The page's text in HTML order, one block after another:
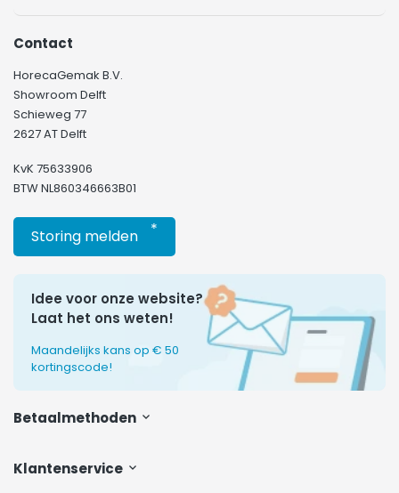
Klantenservice
Contact
HorecaGemak B.V.
Showroom Delft
Schieweg 77
2627 AT Delft
KvK 75633906
BTW NL860346663B01
Storing melden *
Idee voor onze website?
Laat het ons weten!
Maandelijks kans op € 50
kortingscode!
Betaalmethoden